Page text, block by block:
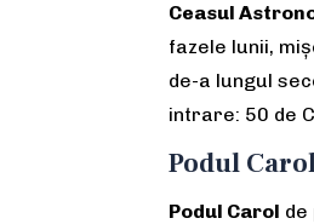
Ceasul
fazele lunii,
de-a lungul
intrare: 50 de
Podul
Podul Carol de